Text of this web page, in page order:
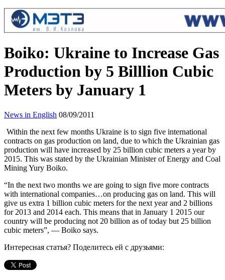
Boiko: Ukraine to Increase Gas
Production by 5 Billlion Cubic
Meters by January 1
News in English 08/09/2011
Within the next few months Ukraine is to sign five international
contracts on gas production on land, due to which the Ukrainian gas
production will have increased by 25 billion cubic meters a year by
2015. This was stated by the Ukrainian Minister of Energy and Coal
Mining Yury Boiko.
“In the next two months we are going to sign five more contracts
with international companies…on producing gas on land. This will
give us extra 1 billion cubic meters for the next year and 2 billions
for 2013 and 2014 each. This means that in January 1 2015 our
country will be producing not 20 billion as of today but 25 billion
cubic meters”, — Boiko says.
Интересная статья? Поделитесь ей с друзьями: